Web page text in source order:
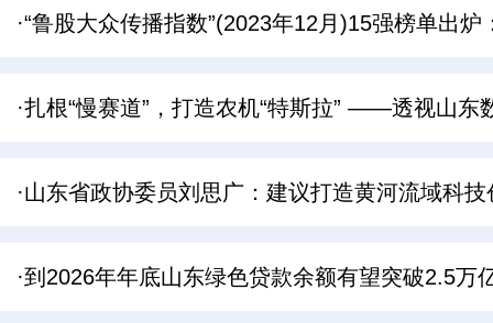
·“鲁股大众传播指数”(2023年12月)15强榜单出
·扎根“慢赛道”，打造农机“特斯拉” ——透视山东
·山东省政协委员刘思广：建议打造黄河流域科
·到2026年年底山东绿色贷款余额有望突破2.5万